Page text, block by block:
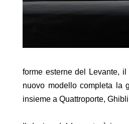
forme esterne del Levante,
nuovo modello completa la
insieme a Quattroporte,